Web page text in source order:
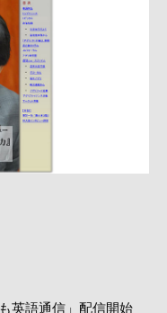
英語通信」配信開始